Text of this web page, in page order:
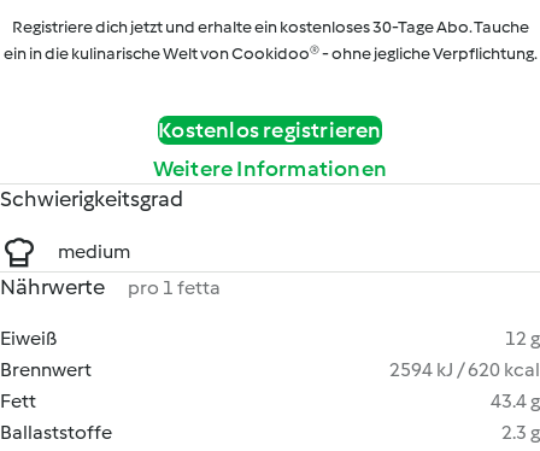
Registriere dich jetzt und erhalte ein kostenloses 30-Tage Abo. Tauche
ein in die kulinarische Welt von Cookidoo® - ohne jegliche Verpflichtung.
Kostenlos registrieren
Weitere Informationen
Schwierigkeitsgrad
medium
Nährwerte pro 1 fetta
Eiweiß
12 g
Brennwert
2594 kJ / 620 kcal
Fett
43.4 g
Ballaststoffe
2.3 g